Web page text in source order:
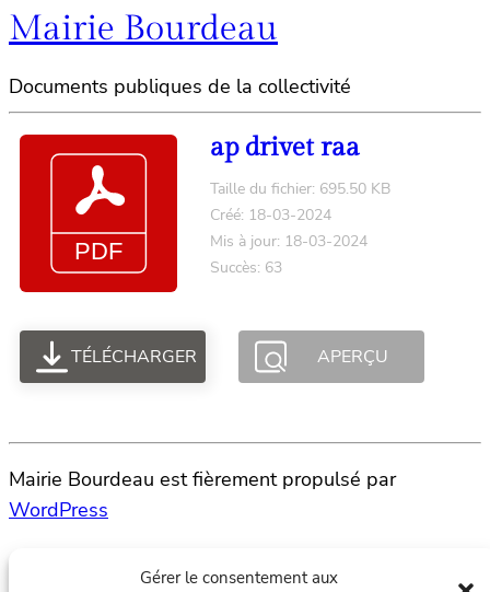
Gérer le consentement aux
Mairie Bourdeau
Documents publiques de la collectivité
ap drivet raa
Taille du fichier: 695.50 KB
Créé: 18-03-2024
Mis à jour: 18-03-2024
Succès: 63
TÉLÉCHARGER APERÇU
Mairie Bourdeau est fièrement propulsé par
WordPress